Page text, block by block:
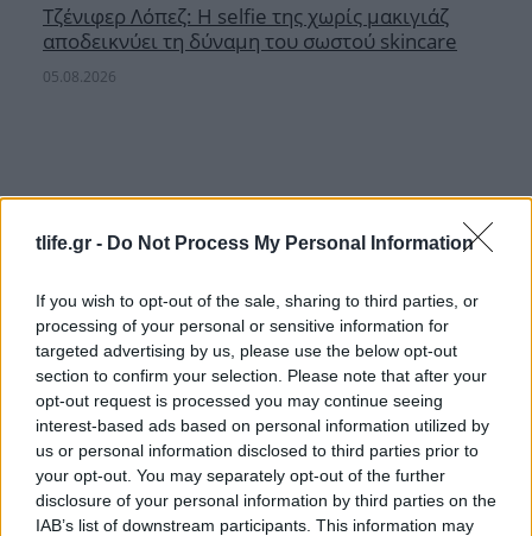
tlife.gr - Do Not Process My Personal Information
If you wish to opt-out of the sale, sharing to third parties, or
processing of your personal or sensitive information for
targeted advertising by us, please use the below opt-out
section to confirm your selection. Please note that after your
opt-out request is processed you may continue seeing
interest-based ads based on personal information utilized by
us or personal information disclosed to third parties prior to
your opt-out. You may separately opt-out of the further
disclosure of your personal information by third parties on the
IAB’s list of downstream participants. This information may
Τζένιφερ Λόπεζ: Η selfie της χωρίς μακιγιάζ
αποδεικνύει τη δύναμη του σωστού skincare
05.08.2026
Τζορτζίνα Ροντρίγκεζ: Απαντά στα επικριτικά